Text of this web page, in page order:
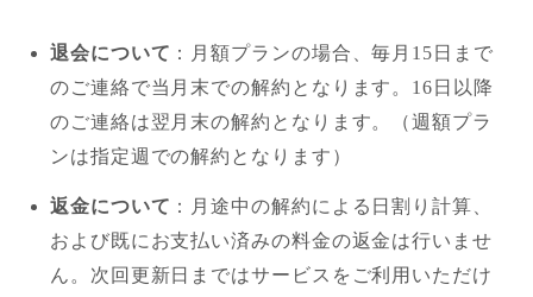
退会について ：月額プランの場合、毎月15日まで
のご連絡で当月末での解約となります。16日以降
のご連絡は翌月末の解約となります。（週額プラ
ンは指定週での解約となります）
返金について ：月途中の解約による日割り計算、
および既にお支払い済みの料金の返金は行いませ
ん。次回更新日まではサービスをご利用いただけ